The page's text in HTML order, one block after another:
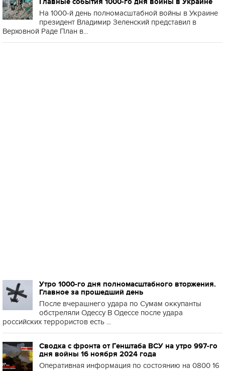
На 1000-й день полномасштабной войны в Украине
президент Владимир Зеленский представил в
Верховной Раде План в...
Утро 1000-го дня полномасштабного вторжения.
Главное за прошедший день
После вчерашнего удара по Сумам оккупанты
обстреляли Одессу В Одессе после удара
российских террористов есть ...
Сводка с фронта от Генштаба ВСУ на утро 997-го
дня войны 16 ноября 2024 года
Оперативная информация по состоянию на 0800 16